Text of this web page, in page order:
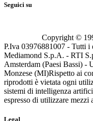
Seguici su
Copyright ©
P.Iva 03976881007 - Tutti
Mediamond S.p.A. - RTI
Amsterdam (Paesi Bassi)
Monzese (MI)Rispetto ai
riprodotti è vietata ogni
sistemi di intelligenza
espresso di utilizzare mezzi
Legal